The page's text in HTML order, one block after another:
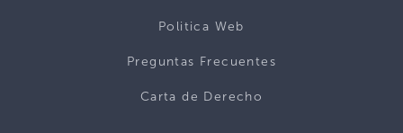
Politica Web
Preguntas Frecuentes
Carta de Derecho